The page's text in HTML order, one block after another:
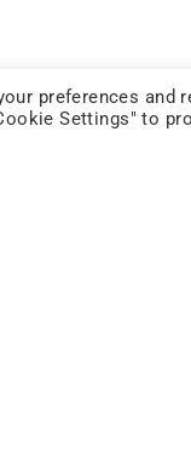
US
preferences and
Settings" to